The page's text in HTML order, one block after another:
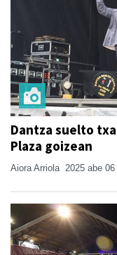
Dantza suelto
Plaza goizean
Aiora Arriola 2025 abe 06